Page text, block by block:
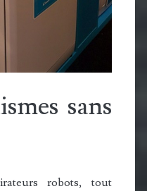
sans
robots, tout